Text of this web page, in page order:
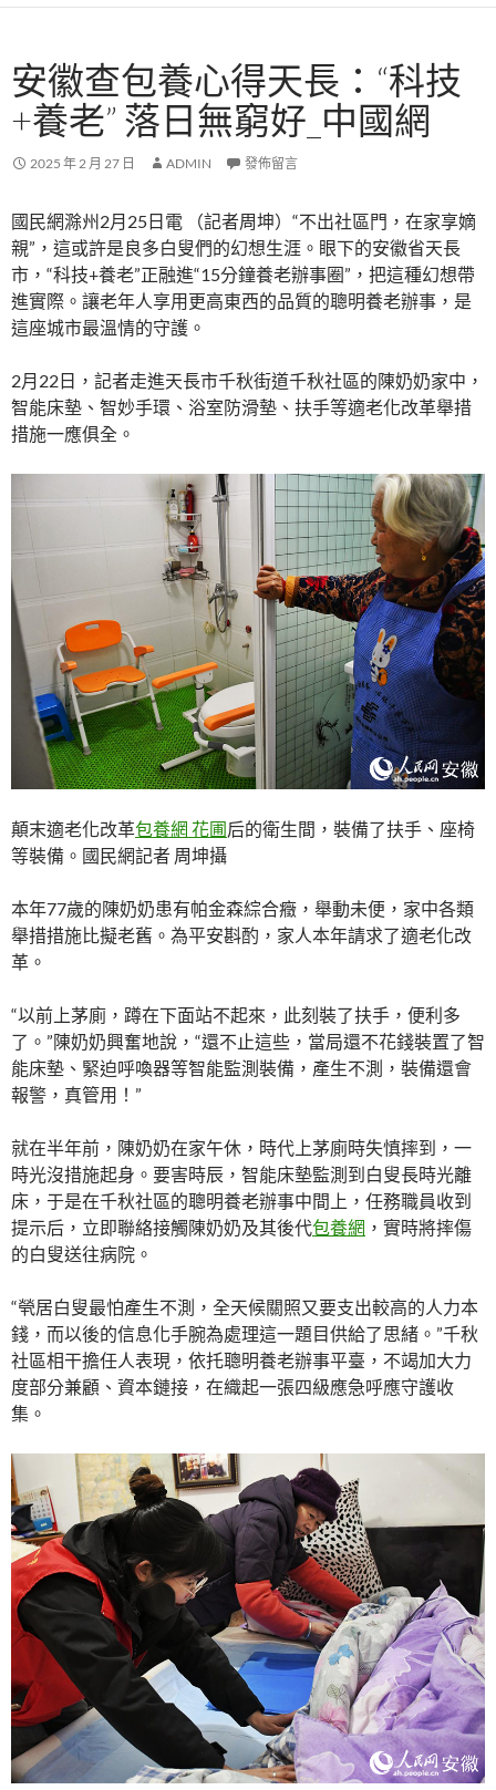
安徽查包養心得天長：“科技
+養老” 落日無窮好_中國網
2025 年 2 月 27 日 ADMIN 發佈留言
國民網滁州2月25日電 （記者周坤）“不出社區門，在家享嫡
親”，這或許是良多白叟們的幻想生涯。眼下的安徽省天長
市，“科技+養老”正融進“15分鐘養老辦事圈”，把這種幻想帶
進實際。讓老年人享用更高東西的品質的聰明養老辦事，是
這座城市最溫情的守護。
2月22日，記者走進天長市千秋街道千秋社區的陳奶奶家中，
智能床墊、智妙手環、浴室防滑墊、扶手等適老化改革舉措
措施一應俱全。
顛末適老化改革包養網 花圃后的衛生間，裝備了扶手、座椅
等裝備。國民網記者 周坤攝
本年77歲的陳奶奶患有帕金森綜合癥，舉動未便，家中各類
舉措措施比擬老舊。為平安斟酌，家人本年請求了適老化改
革。
“以前上茅廁，蹲在下面站不起來，此刻裝了扶手，便利多
了。”陳奶奶興奮地說，“還不止這些，當局還不花錢裝置了智
能床墊、緊迫呼喚器等智能監測裝備，產生不測，裝備還會
報警，真管用！”
就在半年前，陳奶奶在家午休，時代上茅廁時失慎摔到，一
時光沒措施起身。要害時辰，智能床墊監測到白叟長時光離
床，于是在千秋社區的聰明養老辦事中間上，任務職員收到
提示后，立即聯絡接觸陳奶奶及其後代包養網 ，實時將摔傷
的白叟送往病院。
“煢居白叟最怕產生不測，全天候關照又要支出較高的人力本
錢，而以後的信息化手腕為處理這一題目供給了思緒。”千秋
社區相干擔任人表現，依托聰明養老辦事平臺，不竭加大力
度部分兼顧、資本鏈接，在織起一張四級應急呼應守護收
集。